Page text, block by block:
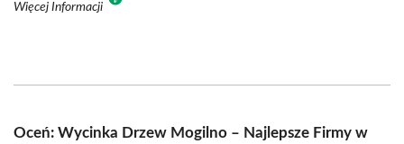
Więcej Informacji
Oceń: Wycinka Drzew Mogilno – Najlepsze Firmy w